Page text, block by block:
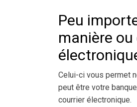
Peu
manière
Celui-ci vous permet
peut être votre
courrier électronique.